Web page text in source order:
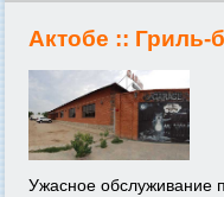
Актобе :: Гриль-
Ужасное обслуживание